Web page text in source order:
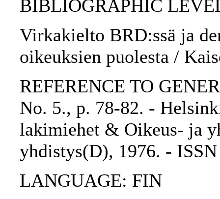
BIBLIOGRAPHIC
Virkakielto BRD:ssä ja
oikeuksien puolesta /
REFERENCE TO
No. 5., p. 78-82. -
lakimiehet & Oikeus- ja
yhdistys(D), 1976. -
LANGUAGE: FIN